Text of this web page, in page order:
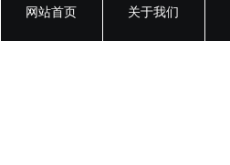
网站首页 关于我们